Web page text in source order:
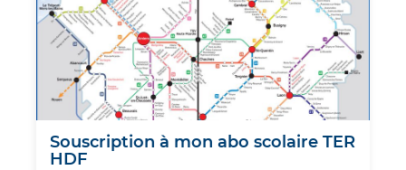
Souscription à mon abo scolaire TER
HDF